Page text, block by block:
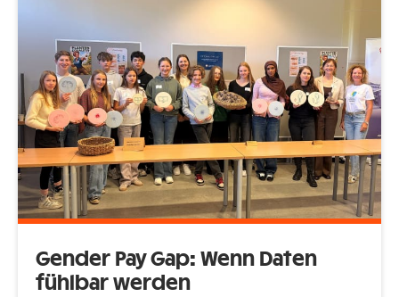
Gender Pay Gap: Wenn Daten
fühlbar werden